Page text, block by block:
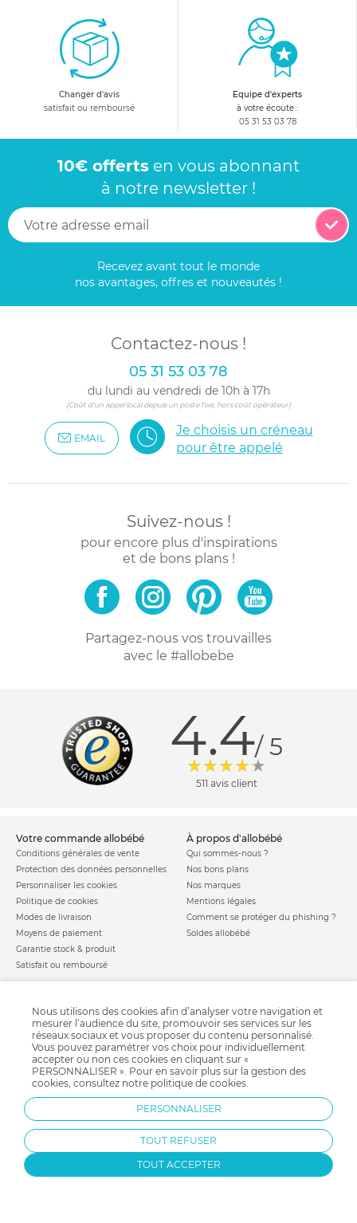
Changer d'avis
satisfait ou remboursé
Equipe d'experts
à votre écoute :
05 31 53 03 78
10€ offerts en vous abonnant
à notre newsletter !
Recevez avant tout le monde
nos avantages, offres et nouveautés !
Contactez-nous !
05 31 53 03 78
du lundi au vendredi de 10h à 17h
(Coût d'un appel local depuis un poste fixe, hors coût opérateur)
EMAIL
Je choisis un créneau
pour être appelé
Suivez-nous !
pour encore plus d'inspirations
et de bons plans !
Partagez-nous vos trouvailles
avec le #allobebe
4.4/ 5
511 avis client
votre commande allobébé
Conditions générales de vente
Protection des données personnelles
Personnaliser les cookies
Politique de cookies
Modes de livraison
Moyens de paiement
Garantie stock & produit
Satisfait ou remboursé
à propos d'allobébé
Qui sommes-nous ?
Nos bons plans
Nos marques
Mentions légales
Comment se protéger du phishing ?
Soldes allobébé
Nos labels
Nos licences
Besoin d'aide ?
Infos conseils
Jeux concours
Valise de maternité
Parrainage
Paiement sécurisé
Charte qualité
Nous utilisons des cookies afin d’analyser votre navigation et
mesurer l’audience du site, promouvoir ses services sur les
réseaux sociaux et vous proposer du contenu personnalisé.
Vous pouvez paramétrer vos choix pour individuellement
accepter ou non ces cookies en cliquant sur «
PERSONNALISER ». Pour en savoir plus sur la gestion des
cookies, consultez notre politique de cookies.
PERSONNALISER
TOUT REFUSER
TOUT ACCEPTER